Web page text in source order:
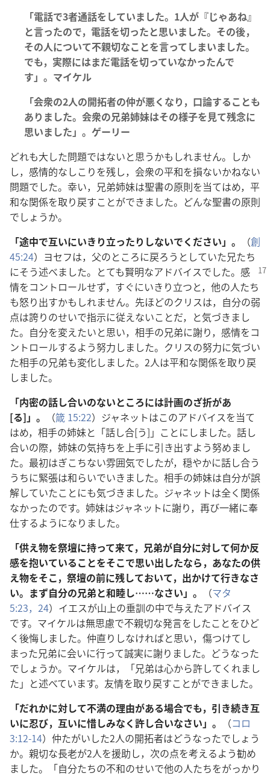
「電話で3者通話をしていました。1人が『じゃあね』
と言ったので，電話を切ったと思いました。その後，
その人について不親切なことを言ってしまいました。
でも，実際にはまだ電話を切っていなかったんで
す」。マイケル
「会衆の2人の開拓者の仲が悪くなり，口論することも
ありました。会衆の兄弟姉妹はその様子を見て残念に
思いました」。ゲーリー
どれも大した問題ではないと思うかもしれません。しか
し，感情的なしこりを残し，会衆の平和を損ないかねない
問題でした。幸い，兄弟姉妹は聖書の原則を当てはめ，平
和な関係を取り戻すことができました。どんな聖書の原則
でしょうか。
「途中で互いにいきり立ったりしないでください」。
（創
45:24）ヨセフは，父のところに戻ろうとしていた兄たち
にそう述べました。とても賢明なアドバイスでした。感
情をコントロールせず，すぐにいきり立つと，他の人たち
も怒り出すかもしれません。先ほどのクリスは，自分の弱
点は誇りのせいで指示に従えないことだ，と気づきまし
た。自分を変えたいと思い，相手の兄弟に謝り，感情をコ
ントロールするよう努力しました。クリスの努力に気づい
た相手の兄弟も変化しました。2人は平和な関係を取り戻
しました。
「内密の話し合いのないところには計画のざ折があ
[る]」。
（箴 15:22）ジャネットはこのアドバイスを当て
はめ，相手の姉妹と「話し合[う]」ことにしました。話し
合いの際，姉妹の気持ちを上手に引き出すよう努めまし
た。最初はぎこちない雰囲気でしたが，穏やかに話し合う
うちに緊張は和らいでいきました。相手の姉妹は自分が誤
解していたことにも気づきました。ジャネットは全く関係
なかったのです。姉妹はジャネットに謝り，再び一緒に奉
仕するようになりました。
「供え物を祭壇に持って来て，兄弟が自分に対して何か反
感を抱いていることをそこで思い出したなら，あなたの供
え物をそこ，祭壇の前に残しておいて，出かけて行きなさ
い。まず自分の兄弟と和睦し……なさい」。
（マタ
5:23，24）イエスが山上の垂訓の中で与えたアドバイス
です。マイケルは無思慮で不親切な発言をしたことをひど
く後悔しました。仲直りしなければと思い，傷つけてし
まった兄弟に会いに行って誠実に謝りました。どうなった
でしょうか。マイケルは，「兄弟は心から許してくれまし
た」と述べています。友情を取り戻すことができました。
「だれかに対して不満の理由がある場合でも，引き続き互
いに忍び，互いに惜しみなく許し合いなさい」。
（コロ
3:12-14）仲たがいした2人の開拓者はどうなったでしょう
か。親切な長老が2人を援助し，次の点を考えるよう勧め
ました。「自分たちの不和のせいで他の人たちをがっかり